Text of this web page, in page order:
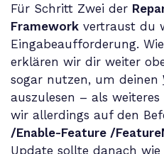
Für Schritt Zwei der
Framework vertraust du
Eingabeaufforderung.
erklären wir dir weiter
sogar nutzen, um deinen
auszulesen – als
wir allerdings auf den
/Enable-Feature /
Update sollte danach